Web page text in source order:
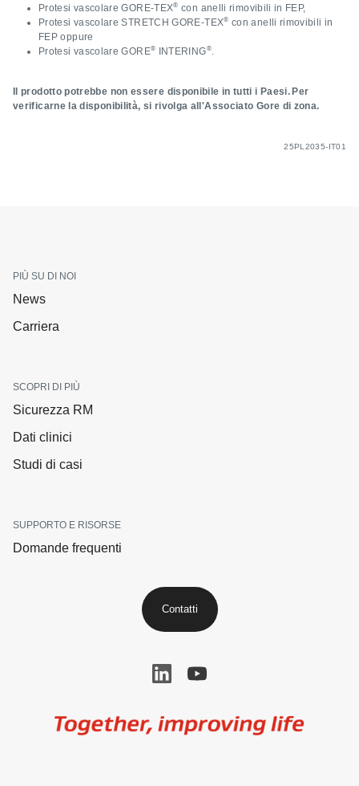
Protesi vascolare GORE‑TEX® con anelli rimovibili in FEP,
Protesi vascolare STRETCH GORE‑TEX® con anelli rimovibili in
FEP oppure
Protesi vascolare GORE® INTERING®.
Il prodotto potrebbe non essere disponibile in tutti i Paesi. Per
verificarne la disponibilità, si rivolga all'Associato Gore di zona.
25PL2035-IT01
PIÙ SU DI NOI
News
Carriera
SCOPRI DI PIÙ
Sicurezza RM
Dati clinici
Studi di casi
SUPPORTO E RISORSE
Domande frequenti
Contatti